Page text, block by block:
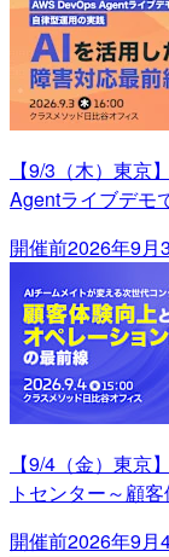
【9/3（木）東京
Agentライブデモ
開催前2026年9月
【9/4（金）東京
トセンター～顧
開催前2026年9月